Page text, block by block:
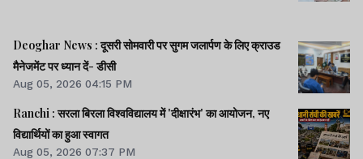
Deoghar News : दूसरी सोमवारी पर सुगम जलार्पण के लिए क्राउड
मैनेजमेंट पर ध्यान दें- डीसी
Aug 05, 2026 04:15 PM
Ranchi : सरला बिरला विश्वविद्यालय में 'दीक्षारंभ' का आयोजन, नए
विद्यार्थियों का हुआ स्वागत
Aug 05, 2026 07:37 PM